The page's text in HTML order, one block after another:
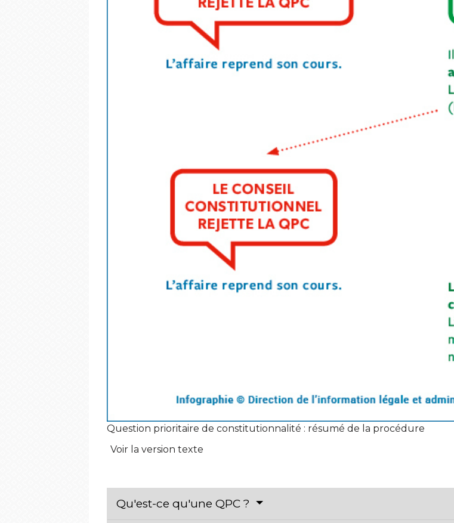
Question prioritaire de constitutionnalité : résumé de la procédure
Voir la version texte
Qu'est-ce qu'une QPC ?